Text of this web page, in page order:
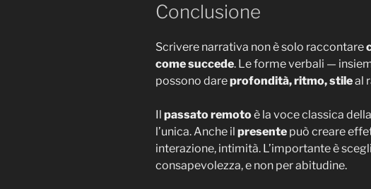
Conclusione
Scrivere narrativa non è solo raccontare
come succede. Le forme verbali —
possono dareprofondità, ritmo, stileal
Il passato remotoè la voce classica
l’unica. Anche il presente può creare
interazione, intimità. L’importante è
consapevolezza, e non per abitudine.